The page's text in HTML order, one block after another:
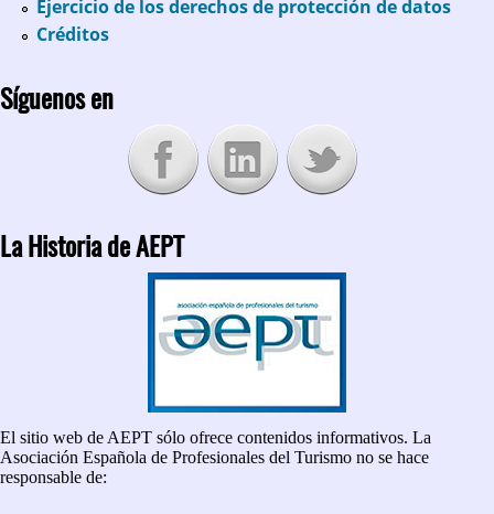
Ejercicio de los derechos de protección de datos
Créditos
Síguenos en
La Historia de AEPT
El sitio web de AEPT sólo ofrece contenidos informativos. La
Asociación Española de Profesionales del Turismo no se hace
responsable de: